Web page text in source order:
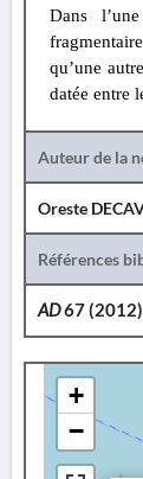
Dans
qu’une
datée entre
Auteur de la
Oreste
Références
AD67
+
−